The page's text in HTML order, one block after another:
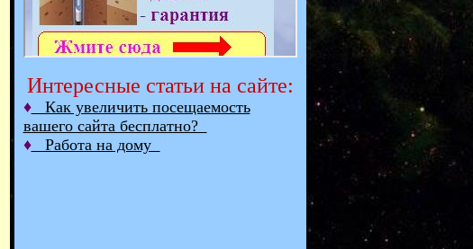
Интересные статьи на сайте:
♦Как увеличить посещаемость
вашего сайта бесплатно?
♦Работа на дому